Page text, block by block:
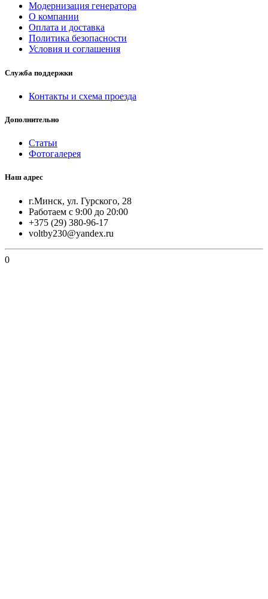
Модернизация генератора
О компании
Оплата и доставка
Политика безопасности
Условия и соглашения
Служба поддержки
Контакты и схема проезда
Дополнительно
Статьи
Фотогалерея
Наш адрес
г.Минск, ул. Гурского, 28
Работаем с 9:00 до 20:00
+375 (29) 380-96-17
voltby230@yandex.ru
0